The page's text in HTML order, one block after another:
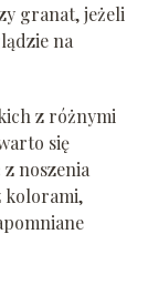
granat, jeżeli
na
z różnymi
się
noszenia
kolorami,